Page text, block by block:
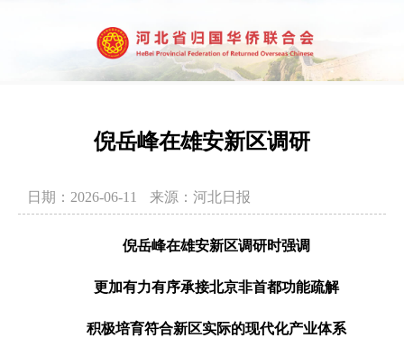
倪岳峰在雄安新区调研
日期：2026-06-11 来源：河北日报
倪岳峰在雄安新区调研时强调
更加有力有序承接北京非首都功能疏解
积极培育符合新区实际的现代化产业体系